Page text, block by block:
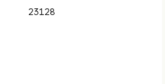
23128